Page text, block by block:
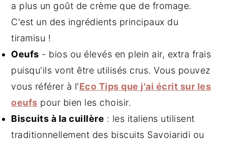
a plus un goût de crème que de fromage.
C'est un des ingrédients principaux du
tiramisu !
Oeufs - bios ou élevés en plein air, extra frais
puisqu'ils vont être utilisés crus. Vous pouvez
vous référer à l'Eco Tips que j'ai écrit sur les
oeufs pour bien les choisir.
Biscuits à la cuillère : les italiens utilisent
traditionnellement des biscuits Savoiaridi ou